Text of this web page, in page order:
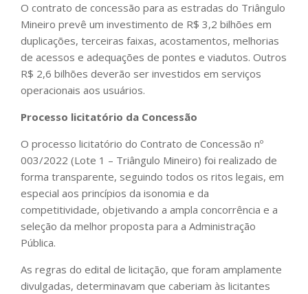
O contrato de concessão para as estradas do Triângulo
Mineiro prevê um investimento de R$ 3,2 bilhões em
duplicações, terceiras faixas, acostamentos, melhorias
de acessos e adequações de pontes e viadutos. Outros
R$ 2,6 bilhões deverão ser investidos em serviços
operacionais aos usuários.
Processo licitatório da Concessão
O processo licitatório do Contrato de Concessão nº
003/2022 (Lote 1 – Triângulo Mineiro) foi realizado de
forma transparente, seguindo todos os ritos legais, em
especial aos princípios da isonomia e da
competitividade, objetivando a ampla concorrência e a
seleção da melhor proposta para a Administração
Pública.
As regras do edital de licitação, que foram amplamente
divulgadas, determinavam que caberiam às licitantes